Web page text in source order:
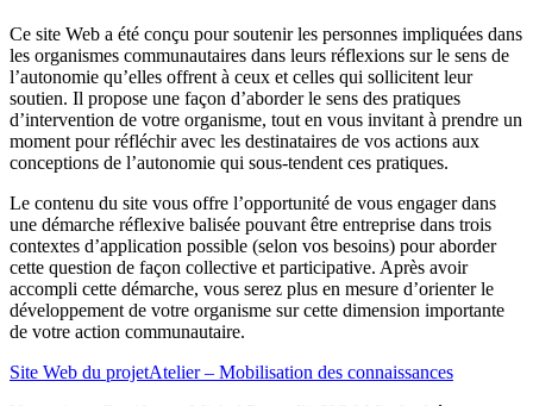
Ce site Web a été conçu pour soutenir les personnes impliquées dans
les organismes communautaires dans leurs réflexions sur le sens de
l’autonomie qu’elles offrent à ceux et celles qui sollicitent leur
soutien. Il propose une façon d’aborder le sens des pratiques
d’intervention de votre organisme, tout en vous invitant à prendre un
moment pour réfléchir avec les destinataires de vos actions aux
conceptions de l’autonomie qui sous-tendent ces pratiques.
Le contenu du site vous offre l’opportunité de vous engager dans
une démarche réflexive balisée pouvant être entreprise dans trois
contextes d’application possible (selon vos besoins) pour aborder
cette question de façon collective et participative. Après avoir
accompli cette démarche, vous serez plus en mesure d’orienter le
développement de votre organisme sur cette dimension importante
de votre action communautaire.
Site Web du projetAtelier – Mobilisation des connaissances